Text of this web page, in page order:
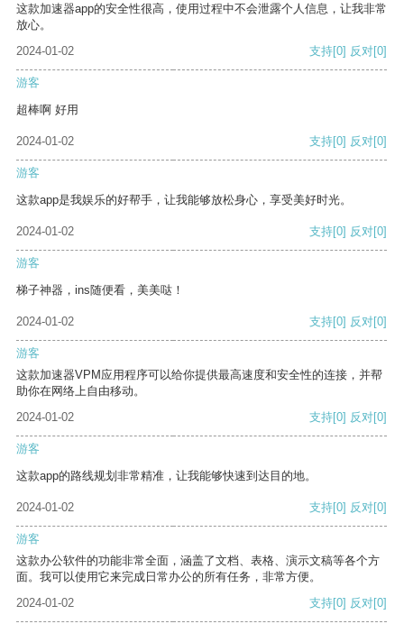
这款加速器app的安全性很高，使用过程中不会泄露个人信息，让我非常
放心。
2024-01-02
支持[0] 反对[0]
游客
超棒啊 好用
2024-01-02 支持[0] 反对[0]
游客
这款app是我娱乐的好帮手，让我能够放松身心，享受美好时光。
2024-01-02 支持[0] 反对[0]
游客
梯子神器，ins随便看，美美哒！
2024-01-02 支持[0] 反对[0]
游客
这款加速器VPM应用程序可以给你提供最高速度和安全性的连接，并帮
助你在网络上自由移动。
2024-01-02
支持[0] 反对[0]
游客
这款app的路线规划非常精准，让我能够快速到达目的地。
2024-01-02 支持[0] 反对[0]
游客
这款办公软件的功能非常全面，涵盖了文档、表格、演示文稿等各个方
面。我可以使用它来完成日常办公的所有任务，非常方便。
2024-01-02
支持[0] 反对[0]